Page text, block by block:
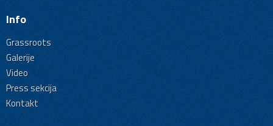
Info
Grassroots
Galerije
Video
Press sekcija
Kontakt